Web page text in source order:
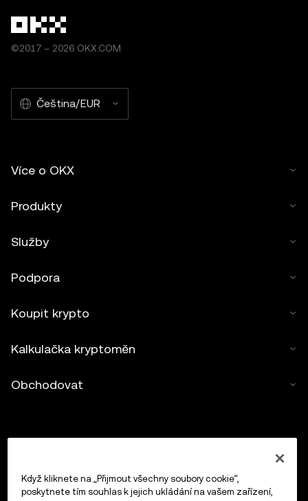
©2017 – 2026 OKX.COM
Čeština/EUR
Více o OKX
Produkty
Služby
Podpora
Koupit krypto
Kalkulačka kryptoměn
Obchodovat
Když kliknete na „Přijmout všechny soubory cookie“,
poskytnete tím souhlas k jejich ukládání na vašem zařízení,